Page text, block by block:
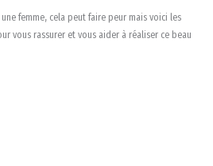
femme, cela peut faire peur mais voici les
vous rassurer et vous aider à réaliser ce beau